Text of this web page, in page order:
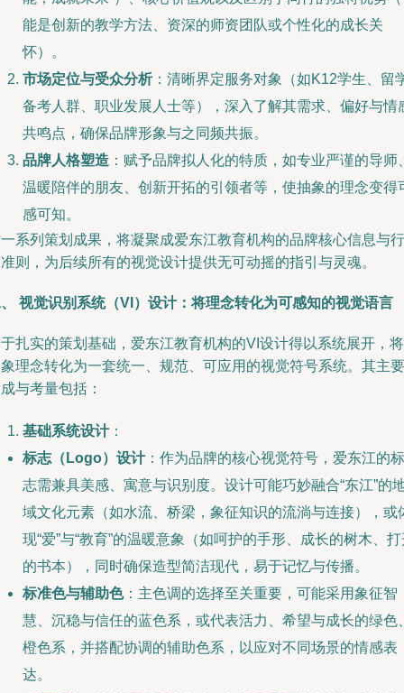
能是创新的教学方法、资深的师资团队或个性化的成长关
怀）。
市场定位与受众分析：清晰界定服务对象（如K12学生、留
备考人群、职业发展人士等），深入了解其需求、偏好与情
共鸣点，确保品牌形象与之同频共振。
品牌人格塑造 ：赋予品牌拟人化的特质，如专业严谨的导师
温暖陪伴的朋友、创新开拓的引领者等，使抽象的理念变得
感可知。
系列策划成果，将凝聚成爱东江教育机构的品牌核心信息与行
则，为后续所有的视觉设计提供无可动摇的指引与灵魂。
视觉识别系统（VI）设计：将理念转化为可感知的视觉语言
扎实的策划基础，爱东江教育机构的VI设计得以系统展开，将
理念转化为一套统一、规范、可应用的视觉符号系统。其主要
与考量包括：
基础系统设计：
标志（Logo）设计：作为品牌的核心视觉符号，爱东江的标
志需兼具美感、寓意与识别度。设计可能巧妙融合“东江”的
域文化元素（如水流、桥梁，象征知识的流淌与连接），或
现“爱”与“教育”的温暖意象（如呵护的手形、成长的树木、
的书本），同时确保造型简洁现代，易于记忆与传播。
标准色与辅助色：主色调的选择至关重要，可能采用象征智
慧、沉稳与信任的蓝色系，或代表活力、希望与成长的绿色
橙色系，并搭配协调的辅助色系，以应对不同场景的情感表
达。